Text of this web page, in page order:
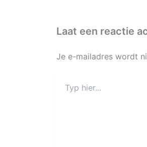
Laat een reactie
Je e-mailadres wordt
hier...